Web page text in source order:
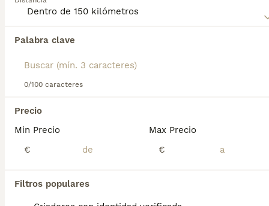
Palabra clave
0/100 caracteres
Precio
Min Precio
€
Max Precio
€
Filtros populares
Encontramos 0 Cartujo Gatos para monta en
Si deseas exactamente esta búsqueda guarda tu
búsqueda y espera el resultado perfecto:
Preguntas frecuentes
¿Cuánto vale un gato